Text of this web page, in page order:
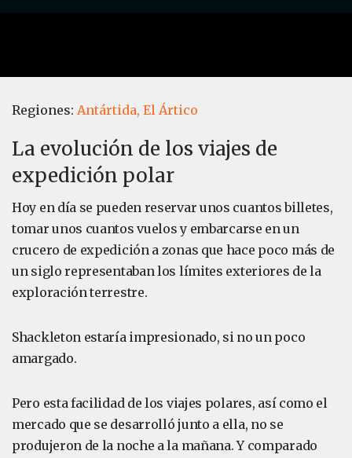
Regiones: Antártida, El Ártico
La evolución de los viajes de
expedición polar
Hoy en día se pueden reservar unos cuantos billetes,
tomar unos cuantos vuelos y embarcarse en un
crucero de expedición a zonas que hace poco más de
un siglo representaban los límites exteriores de la
exploración terrestre.
Shackleton estaría impresionado, si no un poco
amargado.
Pero esta facilidad de los viajes polares, así como el
mercado que se desarrolló junto a ella, no se
produjeron de la noche a la mañana. Y comparado